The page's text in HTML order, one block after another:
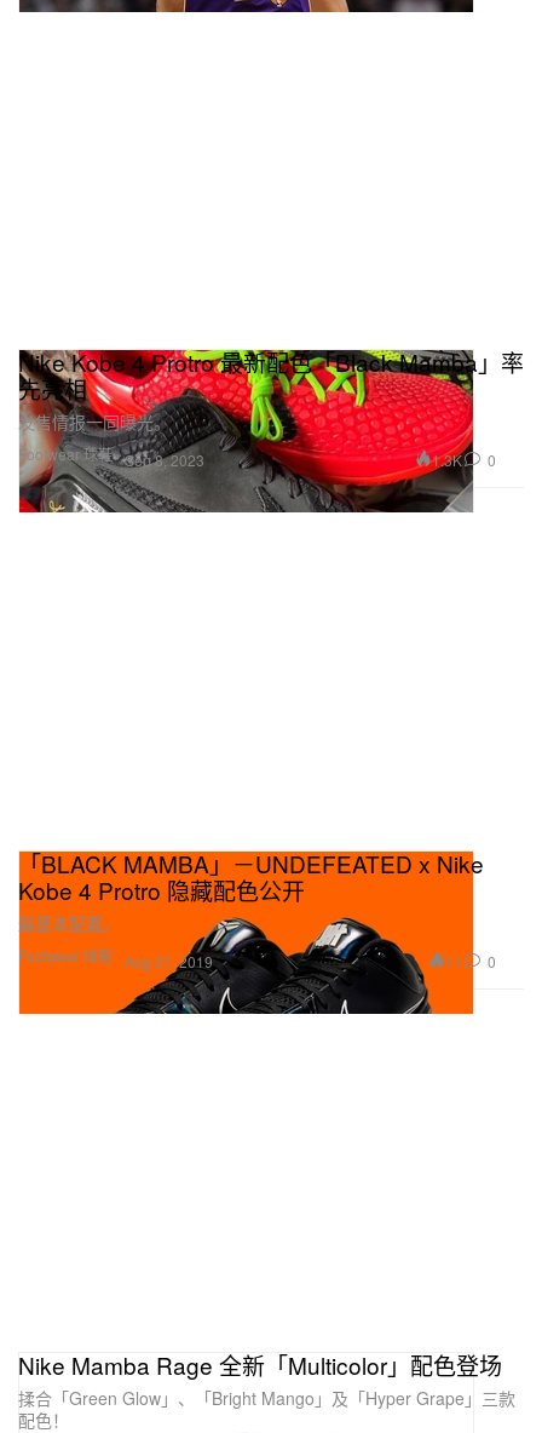
Footwear 球鞋
Nike Kobe 4 Protro 最新配色「Black Mamba」率
先亮相
发售情报一同曝光。
Sep 8, 2023 1.3K 0
Footwear 球鞋
「BLACK MAMBA」－UNDEFEATED x Nike
Kobe 4 Protro 隐藏配色公开
最基本配置。
Aug 27, 2019 11 0
Nike Mamba Rage 全新「Multicolor」配色登场
揉合「Green Glow」、「Bright Mango」及「Hyper Grape」三款
配色！